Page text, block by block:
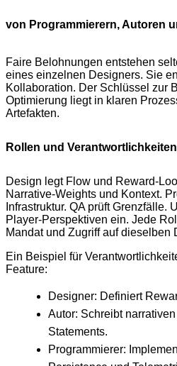
von Programmierern, Autoren
Faire Belohnungen entstehen
eines einzelnen Designers. Sie
Kollaboration. Der Schlüssel zur
Optimierung liegt in klaren
Artefakten.
Rollen und Verantwortlichkeiten
Design legt Flow und Reward-
Narrative-Weights und Kontext.
Infrastruktur. QA prüft Grenzfälle.
Player-Perspektiven ein. Jede
Mandat und Zugriff auf dieselben
Ein Beispiel für
Feature:
Designer: Definiert
Autor: Schreibt
Statements.
Programmierer: